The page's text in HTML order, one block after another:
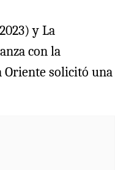
y La
con la
Oriente solicitó una